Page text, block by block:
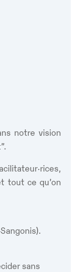
notre vision
tout ce qu’on
sans